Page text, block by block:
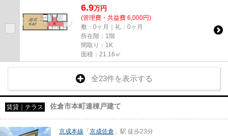
6.9万円
(管理費・共益費 6,000円)
敷：0ヶ月｜礼：0ヶ月
所在階：1階
間取り：1K
面積：21.16㎡
全23件を表示する
賃貸｜テラス 佐倉市本町連棟戸建て
京成本線 「京成佐倉 」駅 徒歩23分